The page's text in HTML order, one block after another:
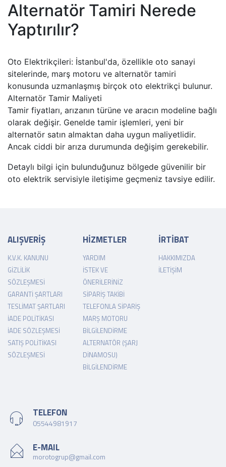
Alternatör Tamiri Nerede
Yaptırılır?
Oto Elektrikçileri: İstanbul'da, özellikle oto sanayi
sitelerinde, marş motoru ve alternatör tamiri
konusunda uzmanlaşmış birçok oto elektrikçi bulunur.
Alternatör Tamir Maliyeti
Tamir fiyatları, arızanın türüne ve aracın modeline bağlı
olarak değişir. Genelde tamir işlemleri, yeni bir
alternatör satın almaktan daha uygun maliyetlidir.
Ancak ciddi bir arıza durumunda değişim gerekebilir.
Detaylı bilgi için bulunduğunuz bölgede güvenilir bir
oto elektrik servisiyle iletişime geçmeniz tavsiye edilir.
ALIŞVERİŞ
K.V.K. KANUNU
GIZLILIK
SÖZLEŞMESI
GARANTI ŞARTLARI
TESLIMAT ŞARTLARI
İADE POLITIKASI
İADE SÖZLEŞMESI
SATIŞ POLITIKASI
SÖZLEŞMESI
HİZMETLER
YARDIM
İSTEK VE
ÖNERILERINIZ
SIPARIŞ TAKIBI
TELEFONLA SIPARIŞ
MARŞ MOTORU
BILGILENDIRME
ALTERNATÖR (ŞARJ
DINAMOSU)
BILGILENDIRME
İRTİBAT
HAKKIMIZDA
İLETIŞIM
TELEFON
05544981917
E-MAIL
morotogrup@gmail.com